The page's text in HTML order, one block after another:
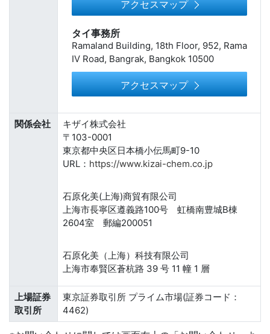
アクセスマップ
タイ事務所
Ramaland Building, 18th Floor, 952, Rama
Ⅳ Road, Bangrak, Bangkok 10500
アクセスマップ
関係会社
キザイ株式会社
〒103-0001
東京都中央区日本橋小伝馬町9-10
URL： https://www.kizai-chem.co.jp
石原化美(上海)商貿有限公司
上海市長寧区遵義路100号 虹橋南豊城B棟
2604室 郵編200051
石原化美（上海）科技有限公司
上海市奉賢区蒼杭路 39 号 11 幢 1 層
上場証券
取引所
東京証券取引所 プライム市場(証券コード：
4462)